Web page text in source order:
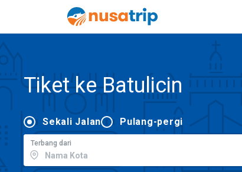
Tiket ke Batulicin
Sekali Jalan Pulang-pergi
Terbang dari